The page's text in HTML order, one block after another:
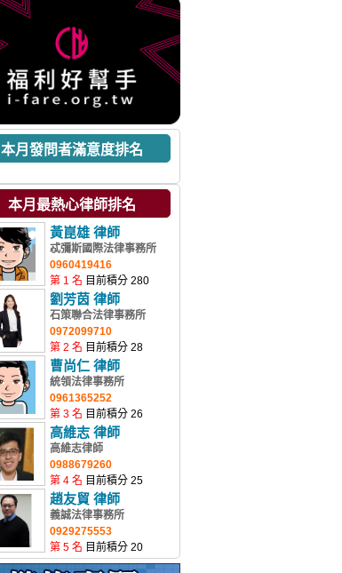
本月發問者滿意度排名
本月最熱心律師排名
黃崑雄 律師
忒彌斯國際法律事務所
0960419416
第 1 名 目前積分 280
劉芳茵 律師
石策聯合法律事務所
0972099710
第 2 名 目前積分 28
曹尚仁 律師
統領法律事務所
0961365252
第 3 名 目前積分 26
高維志 律師
高維志律師
0988679260
第 4 名 目前積分 25
趙友貿 律師
義誠法律事務所
0929275553
第 5 名 目前積分 20